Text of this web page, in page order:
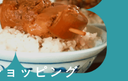
ョッピング